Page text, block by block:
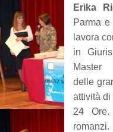
Erika
Parma
lavora
in
Master
delle
attività
24